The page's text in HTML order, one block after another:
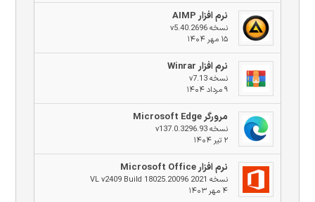
نرم افزار AIMP
نسخه v5.40.2696
۱۵ مهر ۱۴۰۴
نرم افزار Winrar
نسخه v7.13
۹ مرداد ۱۴۰۴
مرورگر Microsoft Edge
نسخه v137.0.3296.93
۲ تیر ۱۴۰۴
نرم افزار Microsoft Office
نسخه 2021 VL v2409 Build 18025.20096
۴ مهر ۱۴۰۳